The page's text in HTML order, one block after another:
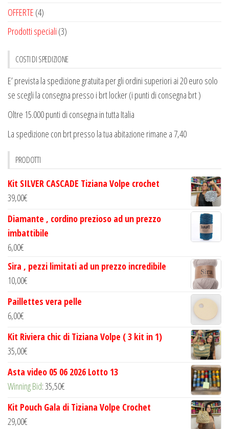
OFFERTE (4)
Prodotti speciali (3)
COSTI DI SPEDIZIONE
E’ prevista la spedizione gratuita per gli ordini superiori ai 20 euro solo
se scegli la consegna presso i brt locker (i punti di consegna brt )
Oltre 15.000 punti di consegna in tutta Italia
La spedizione con brt presso la tua abitazione rimane a 7,40
PRODOTTI
Kit SILVER CASCADE Tiziana Volpe crochet
39,00€
Diamante , cordino prezioso ad un prezzo
imbattibile
6,00€
Sira , pezzi limitati ad un prezzo incredibile
10,00€
Paillettes vera pelle
6,00€
Kit Riviera chic di Tiziana Volpe ( 3 kit in 1)
35,00€
Asta video 05 06 2026 Lotto 13
Winning Bid:35,50€
Kit Pouch Gala di Tiziana Volpe Crochet
29,00€